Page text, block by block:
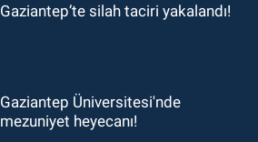
Gaziantep’te silah taciri yakalandı!
Gaziantep Üniversitesi'nde
mezuniyet heyecanı!